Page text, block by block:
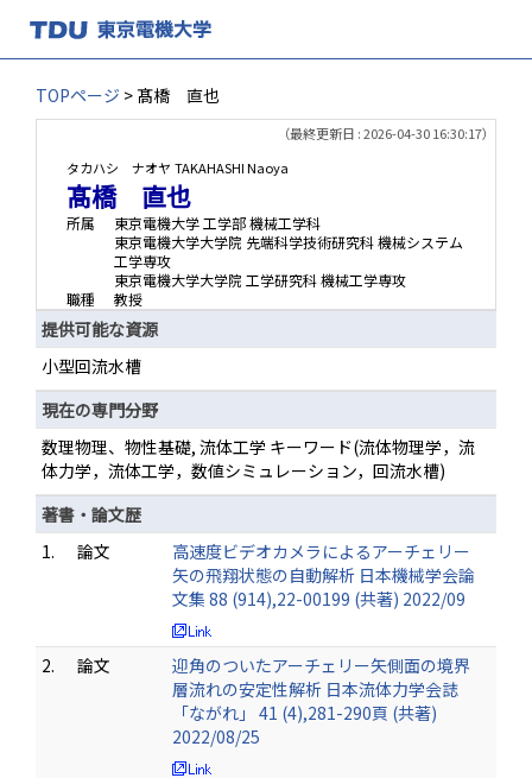
TOPページ > 髙橋 直也
（最終更新日 : 2026-04-30 16:30:17）
タカハシ ナオヤ TAKAHASHI Naoya
髙橋 直也
所属
東京電機大学 工学部 機械工学科
東京電機大学大学院 先端科学技術研究科 機械システム
工学専攻
東京電機大学大学院 工学研究科 機械工学専攻
職種
教授
提供可能な資源
小型回流水槽
現在の専門分野
数理物理、物性基礎, 流体工学 キーワード(流体物理学，流
体力学，流体工学，数値シミュレーション，回流水槽)
著書・論文歴
1.
論文
高速度ビデオカメラによるアーチェリー
矢の飛翔状態の自動解析 日本機械学会論
文集 88 (914),22-00199 (共著) 2022/09
2. 論文
迎角のついたアーチェリー矢側面の境界
層流れの安定性解析 日本流体力学会誌
「ながれ」 41 (4),281-290頁 (共著)
2022/08/25